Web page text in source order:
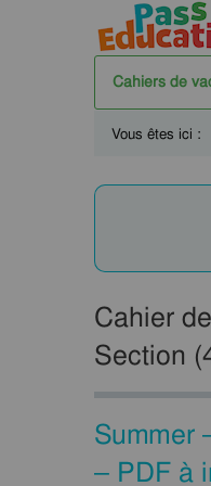
Cahiers de
Vous êtes ici :
Cahier
Section
Summer
– PDF à